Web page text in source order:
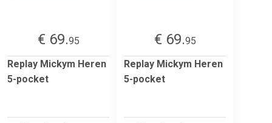
€ 69.95
Replay Mickym Heren
5-pocket
€ 69.95
Replay Mickym Heren
5-pocket